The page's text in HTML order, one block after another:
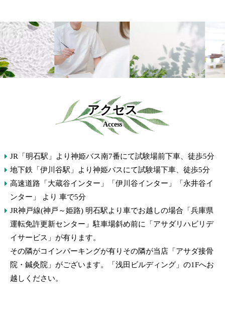
アクセス
Access
JR「明石駅」より神姫バス南7番にて試験場前下車、徒歩5分
地下鉄「伊川谷駅」より神姫バスにて試験場下車、徒歩5分
高速道路「大蔵谷インター」「伊川谷インター」「永井谷イ
ンター」 より 車で5分
JR神戸線(神戸～姫路) 明石駅より車でお越しの場合「兵庫県
運転免許更新センター」駐車場斜め前に「アサダリハビリデ
イサービス」が有ります。
その隣がコインパーキングが有りその隣が当店「アサダ接骨
院・鍼灸院」がございます。「浅田ビルディング」の1Fへお
越しください。